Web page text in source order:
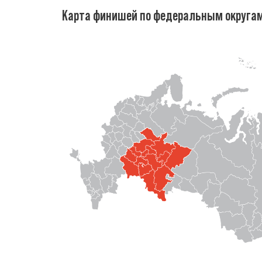
Карта финишей по федеральным